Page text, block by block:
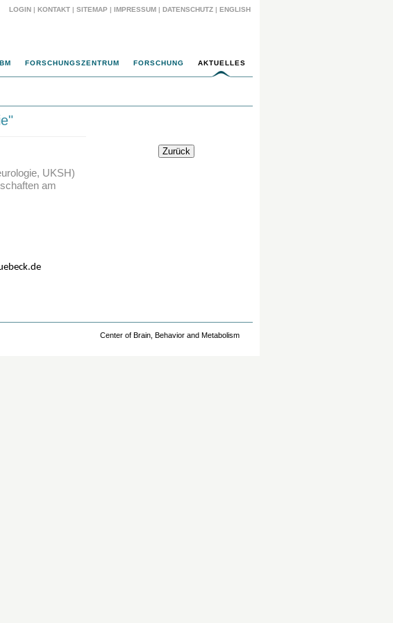
LOGIN | KONTAKT | SITEMAP | IMPRESSUM | DATENSCHUTZ | ENGLISH
FORSCHUNGSZENTRUM FORSCHUNG AKTUELLES
UKSH)
am
Center of Brain, Behavior and Metabolism